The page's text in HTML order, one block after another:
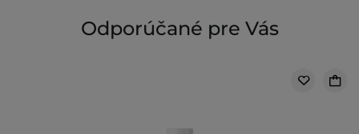
Odporúčané pre Vás